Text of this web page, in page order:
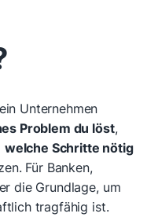
Unternehmen
Problem du löst,
welche Schritte nötig
Für Banken,
die Grundlage, um
tragfähig ist.